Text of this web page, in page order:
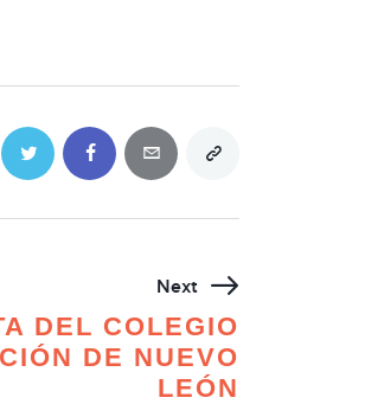
Next
DEL COLEGIO
DE NUEVO
LEÓN